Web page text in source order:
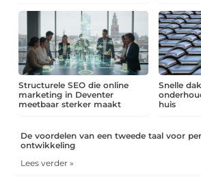
Structurele SEO die online
marketing in Deventer
meetbaar sterker maakt
Snelle
huis
De voordelen van een tweede taal voor
ontwikkeling
Lees verder »